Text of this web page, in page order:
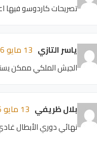
تصريحات كاردوسو فيها
ياسر التازي 13 مايو 2026 - 15:38
الجيش الملكي ممكن
بلال ظريفي 13 مايو 2026 - 15:34
نهائي دوري الأبطال